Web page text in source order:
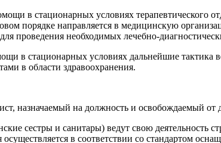
в стационарных условиях
порядке направляется в медицинскую
проведения необходимых лечебно-
в стационарных условиях дальнейшие тактика
в области здравоохранения.
назначаемый на должность и освобождаемый
сестры и санитары) ведут свою
в соответствии со стандартом